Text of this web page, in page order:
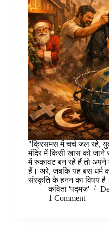
"क्रिसमस में चर्च जल रहे,
मंदिर में किसी खास को जाने
में रुकावट बन रहे हैं तो अपने
हैं। अरे, जबकि यह बस धर्म
संस्कृति के हनन का विषय
कविता 'पद्मज'
1 Comment